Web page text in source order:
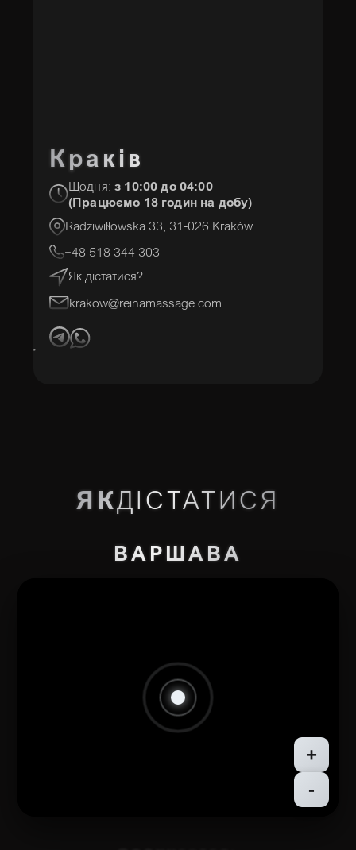
Краків
Щодня:з 10:00 до 04:00
(Працюємо 18 годин на добу)
Radziwiłłowska 33, 31-026 Kraków
+48 518 344 303
Як дістатися?
krakow@reinamassage.com
ЯКДІСТАТИСЯ
ВАРШАВА
+
-